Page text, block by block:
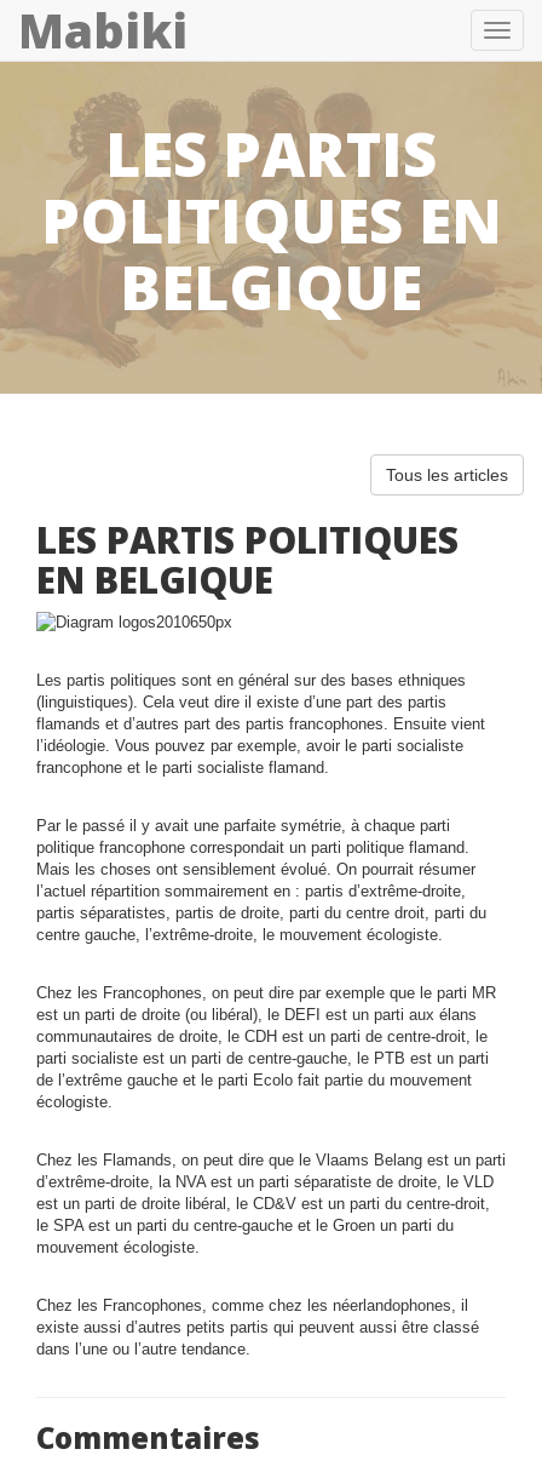
Mabiki
LES PARTIS
POLITIQUES EN
BELGIQUE
Tous les articles
LES PARTIS POLITIQUES
EN BELGIQUE
Les partis politiques sont en général sur des bases ethniques
(linguistiques). Cela veut dire il existe d’une part des partis
flamands et d’autres part des partis francophones. Ensuite vient
l’idéologie. Vous pouvez par exemple, avoir le parti socialiste
francophone et le parti socialiste flamand.
Par le passé il y avait une parfaite symétrie, à chaque parti
politique francophone correspondait un parti politique flamand.
Mais les choses ont sensiblement évolué. On pourrait résumer
l’actuel répartition sommairement en : partis d’extrême-droite,
partis séparatistes, partis de droite, parti du centre droit, parti du
centre gauche, l’extrême-droite, le mouvement écologiste.
Chez les Francophones, on peut dire par exemple que le parti MR
est un parti de droite (ou libéral), le DEFI est un parti aux élans
communautaires de droite, le CDH est un parti de centre-droit, le
parti socialiste est un parti de centre-gauche, le PTB est un parti
de l’extrême gauche et le parti Ecolo fait partie du mouvement
écologiste.
Chez les Flamands, on peut dire que le Vlaams Belang est un parti
d’extrême-droite, la NVA est un parti séparatiste de droite, le VLD
est un parti de droite libéral, le CD&V est un parti du centre-droit,
le SPA est un parti du centre-gauche et le Groen un parti du
mouvement écologiste.
Chez les Francophones, comme chez les néerlandophones, il
existe aussi d’autres petits partis qui peuvent aussi être classé
dans l’une ou l’autre tendance.
Commentaires